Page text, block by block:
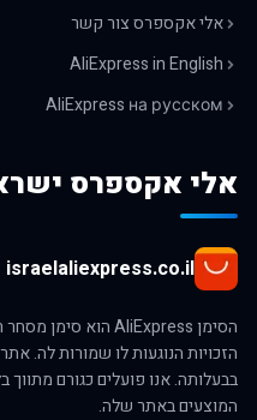
אלי אקספרס צור קשר
AliExpress in English
AliExpress на русском
אלי אקספרס
israelaliexpress.co.il
בבעלותה. אנו פועלים כגורם
המוצעים באתר שלה.